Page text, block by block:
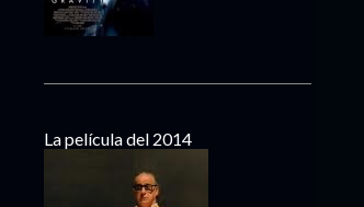
La película del 2014